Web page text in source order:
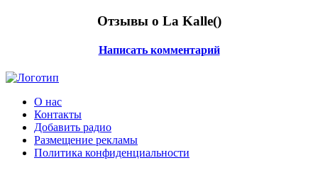
Отзывы о La Kalle()
Написать комментарий
О нас
Контакты
Добавить радио
Размещение рекламы
Политика конфиденциальности